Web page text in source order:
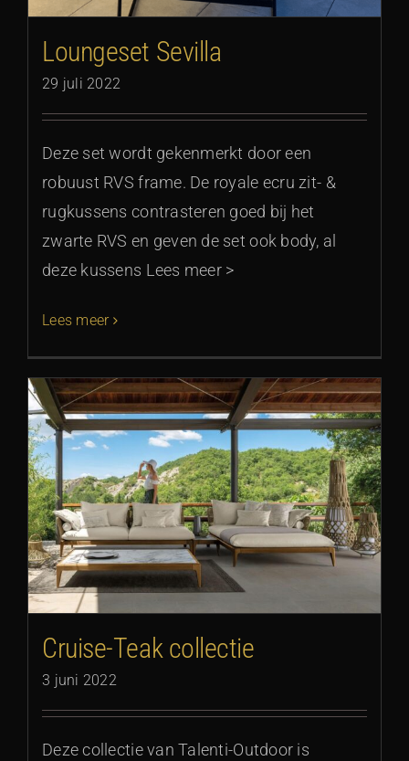
Loungeset Sevilla
29 juli 2022
Deze set wordt gekenmerkt door een
robuust RVS frame. De royale ecru zit- &
rugkussens contrasteren goed bij het
zwarte RVS en geven de set ook body, al
deze kussens Lees meer >
Lees meer
Cruise-Teak collectie
3 juni 2022
Deze collectie van Talenti-Outdoor is